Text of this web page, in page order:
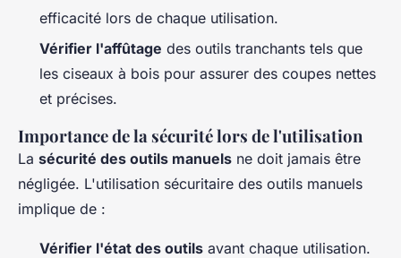
efficacité lors de chaque utilisation.
Vérifier l'affûtage des outils tranchants tels que
les ciseaux à bois pour assurer des coupes nettes
et précises.
Importance de la sécurité lors de l'utilisation
La sécurité des outils manuels ne doit jamais être
négligée. L'utilisation sécuritaire des outils manuels
implique de :
Vérifier l'état des outils avant chaque utilisation.